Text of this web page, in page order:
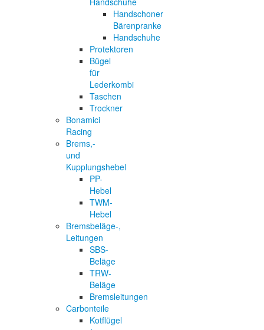
Handschoner
Bärenpranke
Handschuhe
Protektoren
Bügel
für
Lederkombi
Taschen
Trockner
Bonamici
Racing
Brems,-
und
Kupplungshebel
PP-
Hebel
TWM-
Hebel
Bremsbeläge-,
Leitungen
SBS-
Beläge
TRW-
Beläge
Bremsleitungen
Carbonteile
Kotflügel